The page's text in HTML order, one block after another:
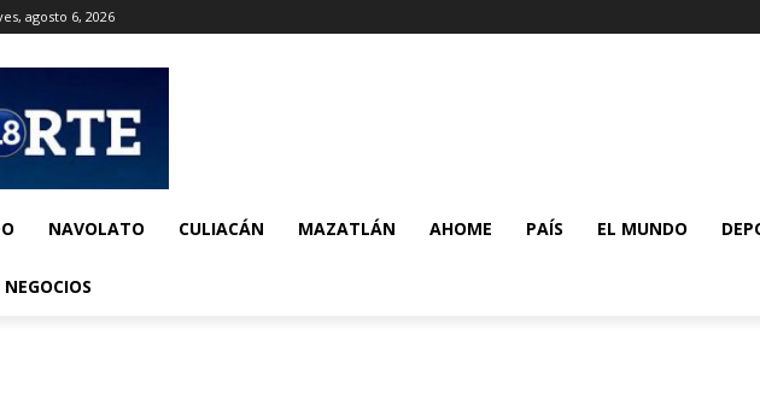
agosto 6, 2026
NAVOLATO CULIACÁN MAZATLÁN AHOME PAÍS EL MUNDO
NEGOCIOS